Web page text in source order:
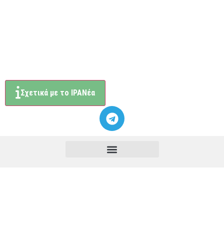
Σχετικά με το ΙΡΑΝέα